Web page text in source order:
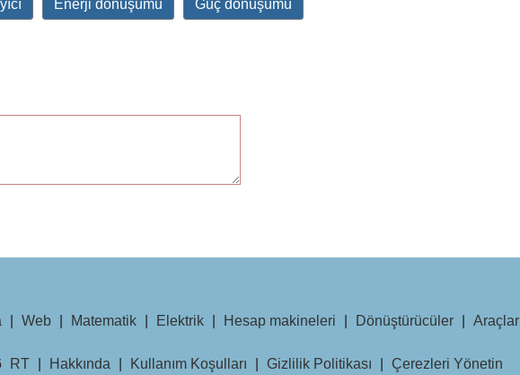
Enerji dönüşümü Güç dönüşümü
Web Matematik Elektrik Hesap makineleri Dönüştürücüler Araçlar
RT Hakkında Kullanım Koşulları Gizlilik Politikası Çerezleri Yönetin